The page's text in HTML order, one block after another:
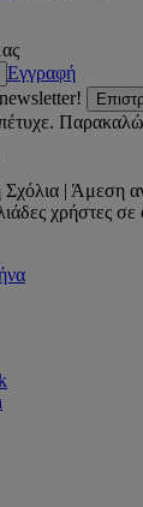
Εγγραφή
| Άμεση
χρήστες